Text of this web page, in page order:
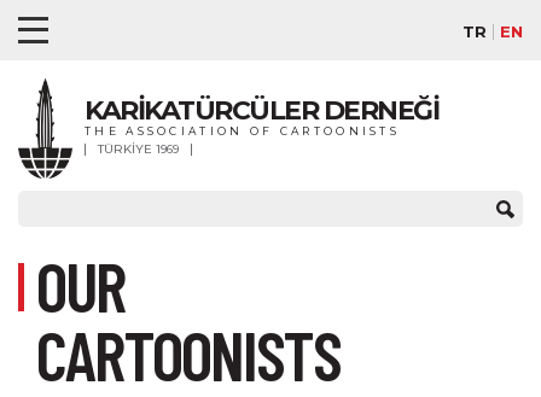
TR EN
KARİKATÜRCÜLER DERNEĞİ
THE ASSOCIATION OF CARTOONISTS
TÜRKİYE 1969
OUR
CARTOONISTS